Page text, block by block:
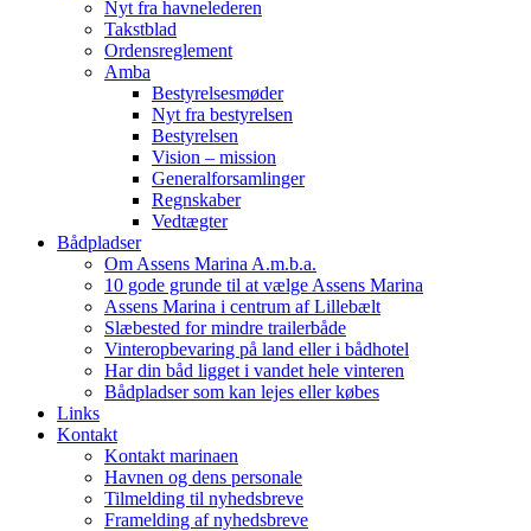
Nyt fra havnelederen
Takstblad
Ordensreglement
Amba
Bestyrelsesmøder
Nyt fra bestyrelsen
Bestyrelsen
Vision – mission
Generalforsamlinger
Regnskaber
Vedtægter
Bådpladser
Om Assens Marina A.m.b.a.
10 gode grunde til at vælge Assens Marina
Assens Marina i centrum af Lillebælt
Slæbested for mindre trailerbåde
Vinteropbevaring på land eller i bådhotel
Har din båd ligget i vandet hele vinteren
Bådpladser som kan lejes eller købes
Links
Kontakt
Kontakt marinaen
Havnen og dens personale
Tilmelding til nyhedsbreve
Framelding af nyhedsbreve